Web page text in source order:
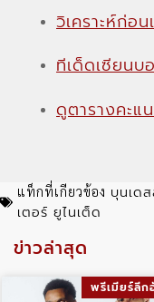
วิเคราะห์ก่อ
ทีเด็ดเซียนบ
ดูตารางคะแ
แท็กที่เกียวข้อง บุนเด
เตอร์ ยูไนเต็ด
ข่าวล่าสุด
พรีเมียร์ลี